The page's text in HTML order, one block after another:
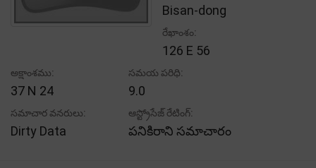
Bisan-dong
రేఖాంశం:
126 E 56
అక్షాంశము:
37 N 24
సమయ పరిధి:
9.0
సమాచార వనరులు:
Dirty Data
ఆస్ట్రోసేజ్ రేటింగ్:
పనికిరాని సమాచారం